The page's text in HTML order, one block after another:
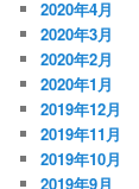
2020年4月
2020年3月
2020年2月
2020年1月
2019年12月
2019年11月
2019年10月
2019年9月